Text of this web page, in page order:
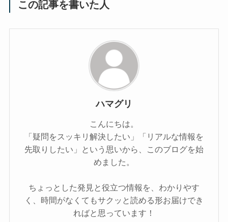
この記事を書いた人
ハマグリ
こんにちは。
「疑問をスッキリ解決したい」「リアルな情報を
先取りしたい」という思いから、このブログを始
めました。
ちょっとした発見と役立つ情報を、わかりやす
く、時間がなくてもサクッと読める形お届けでき
ればと思っています！